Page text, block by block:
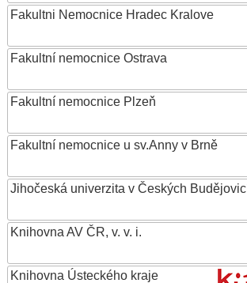
Fakultni Nemocnice Hradec Kralove
Fakultní nemocnice Ostrava
Fakultní nemocnice Plzeň
Fakultní nemocnice u sv.Anny v Brně
Jihočeská univerzita v Českých
Knihovna AV ČR, v. v. i.
Knihovna Ústeckého kraje